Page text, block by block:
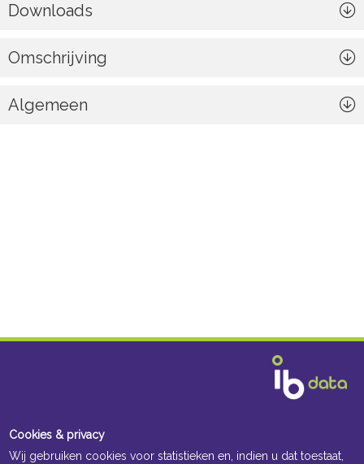
Downloads
Omschrijving
Algemeen
Cookies & privacy
Wij gebruiken cookies voor statistieken en, indien u dat toestaat,